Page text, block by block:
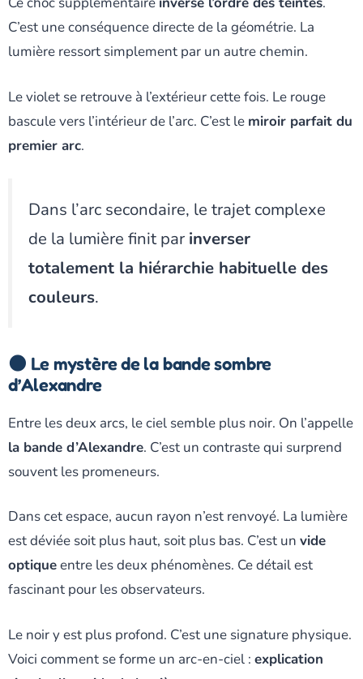
C’est une conséquence directe de la géométrie. La
lumière ressort simplement par un autre chemin.
Le violet se retrouve à l’extérieur cette fois. Le rouge
bascule vers l’intérieur de l’arc. C’est le miroir parfait du
premier arc.
Dans l’arc secondaire, le trajet complexe
de la lumière finit par inverser
totalement la hiérarchie habituelle des
couleurs.
🌑 Le mystère de la bande sombre
d’Alexandre
Entre les deux arcs, le ciel semble plus noir. On l’appelle
la bande d’Alexandre. C’est un contraste qui surprend
souvent les promeneurs.
Dans cet espace, aucun rayon n’est renvoyé. La lumière
est déviée soit plus haut, soit plus bas. C’est un vide
optiqueentre les deux phénomènes. Ce détail est
fascinant pour les observateurs.
Le noir y est plus profond. C’est une signature physique.
Voici comment se forme un arc-en-ciel : explication